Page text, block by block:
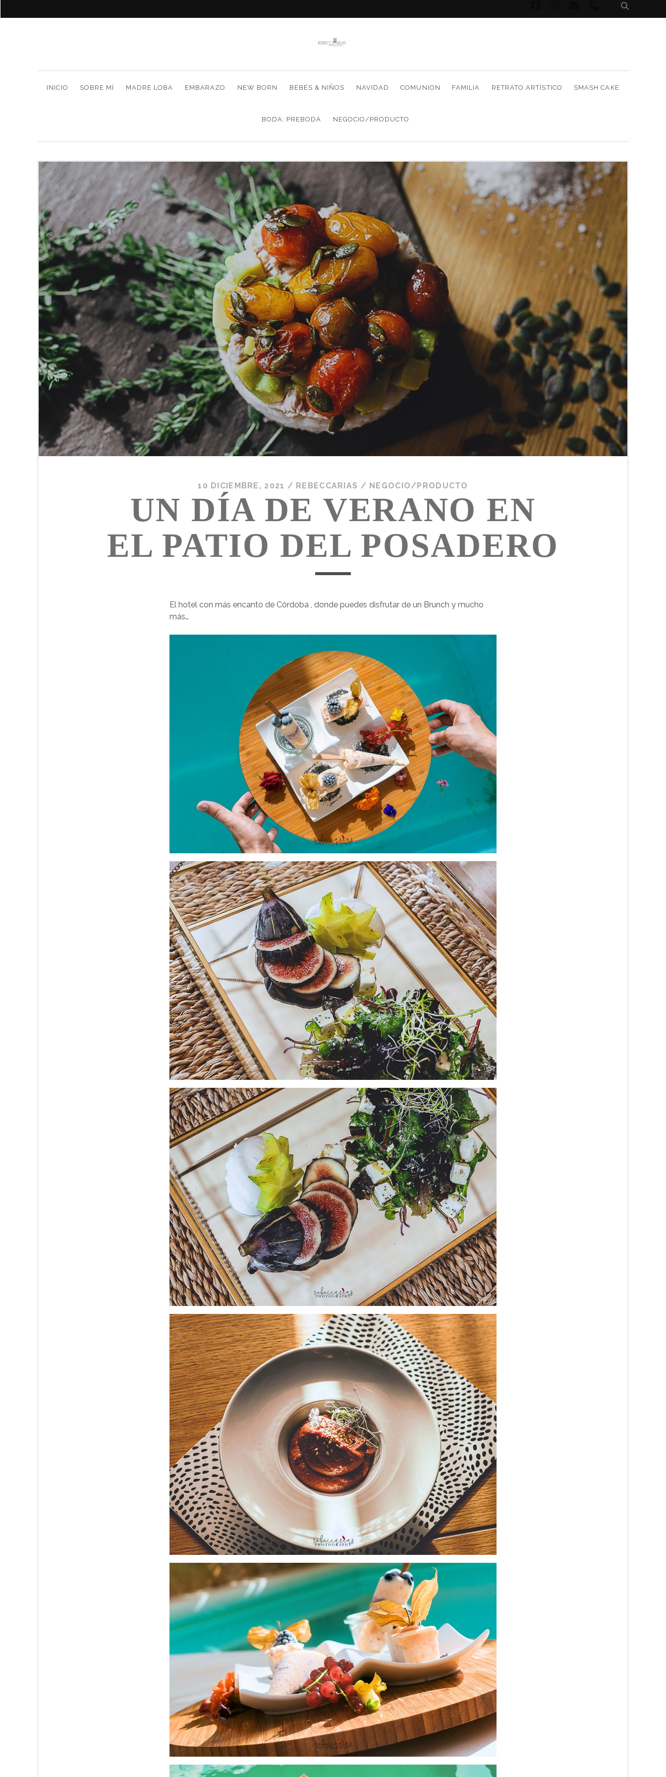
phone
INICIO SOBRE MÍ MADRE LOBA EMBARAZO NEW BORN BEBÉS & NIÑOS NAVIDAD COMUNION FAMILIA RETRATO ARTÍSTICO SMASH CAKE
BODA::PREBODA NEGOCIO/PRODUCTO
10 DICIEMBRE, 2021 / REBECCARIAS / NEGOCIO/PRODUCTO
UN DÍA DE VERANO EN
EL PATIO DEL POSADERO
El hotel con más encanto de Córdoba , donde puedes disfrutar de un Brunch y mucho
más…